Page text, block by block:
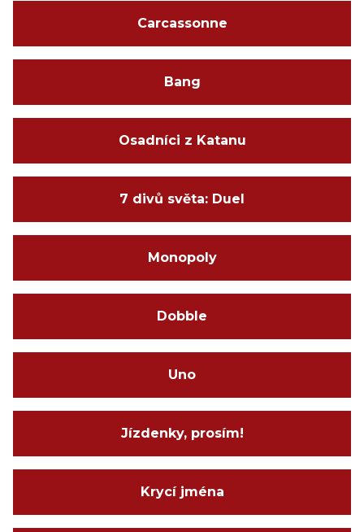
Carcassonne
Bang
Osadníci z Katanu
7 divů světa: Duel
Monopoly
Dobble
Uno
Jízdenky, prosím!
Krycí jména